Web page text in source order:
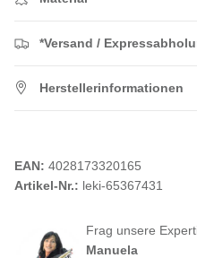
*Versand /
Herstellerinformationen
EAN: 4028173320165
Artikel-Nr.: leki-65367431
Frag unsere
Manuela